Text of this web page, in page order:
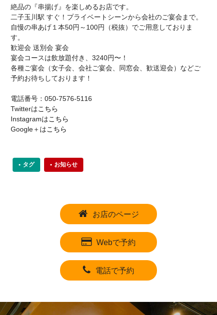
絶品の『串揚げ』を楽しめるお店です。
二子玉川駅 すぐ！プライベートシーンから会社のご宴会まで。
自慢の串あげ１本50円～100円（税抜）でご用意しておりま
す。
歓迎会 送別会 宴会
宴会コースは飲放題付き、3240円〜！
各種ご宴会（女子会、会社ご宴会、同窓会、歓送迎会）などご
予約お待ちしております！
電話番号：050-7576-5116
Twitterはこちら
Instagramはこちら
Google＋はこちら
タグ お知らせ
お店のページ
Webで予約
電話で予約